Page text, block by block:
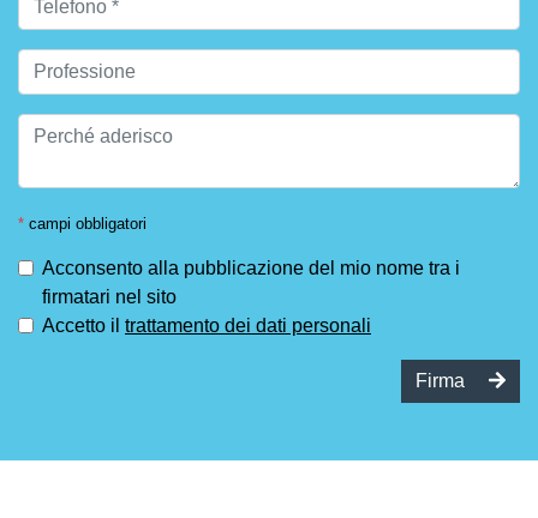
* campi obbligatori
Acconsento alla pubblicazione del mio nome tra i
firmatari nel sito
Accetto il trattamento dei dati personali
Firma